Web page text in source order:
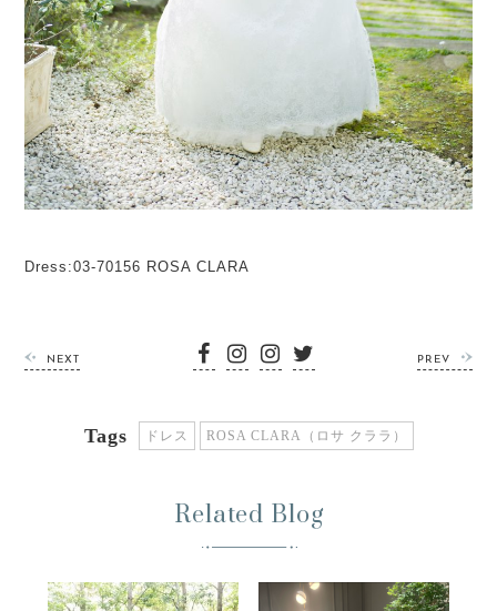
Dress:03-70156 ROSA CLARA
NEXT PREV
Tags ドレス ROSA CLARA（ロサ クララ）
Related Blog